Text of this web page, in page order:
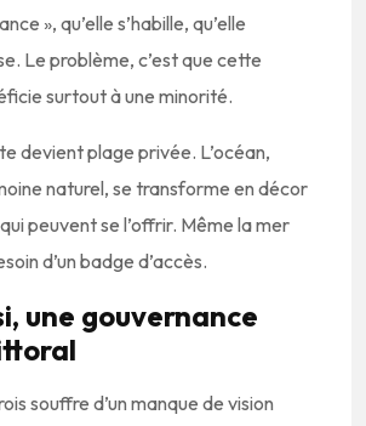
», qu’elle s’habille, qu’elle
Le problème, c’est que cette
surtout à une minorité.
devient plage privée. L’océan,
naturel, se transforme en décor
peuvent se l’offrir. Même la mer
d’un badge d’accès.
une gouvernance
souffre d’un manque de vision